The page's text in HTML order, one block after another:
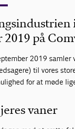
2019 på
2019
til vores
for at møde
vaner